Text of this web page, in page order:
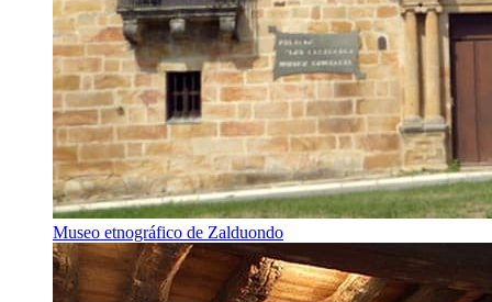
Museo etnográfico de Zalduondo